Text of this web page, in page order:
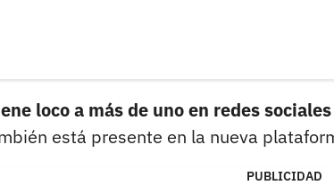
loco a más de uno en redes sociales
está presente en la nueva
PUBLICIDAD